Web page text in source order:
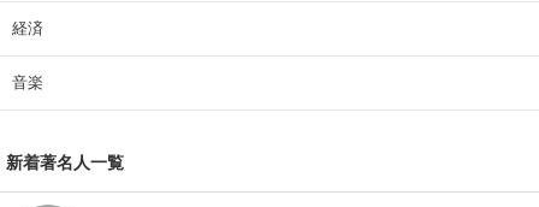
経済
音楽
新着著名人一覧